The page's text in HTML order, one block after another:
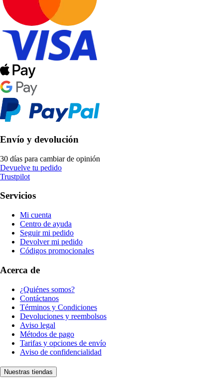
Envío y devolución
30 días para cambiar de opinión
Devuelve tu pedido
Trustpilot
Servicios
Mi cuenta
Centro de ayuda
Seguir mi pedido
Devolver mi pedido
Códigos promocionales
Acerca de
¿Quiénes somos?
Contáctanos
Términos y Condiciones
Devoluciones y reembolsos
Aviso legal
Métodos de pago
Tarifas y opciones de envío
Aviso de confidencialidad
Nuestras tiendas